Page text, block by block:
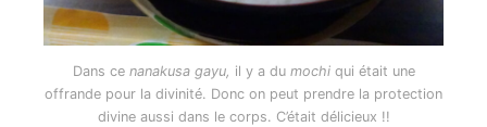
Dans ce nanakusa gayu, il y a du mochi qui était une
offrande pour la divinité. Donc on peut prendre la protection
divine aussi dans le corps. C’était délicieux !!